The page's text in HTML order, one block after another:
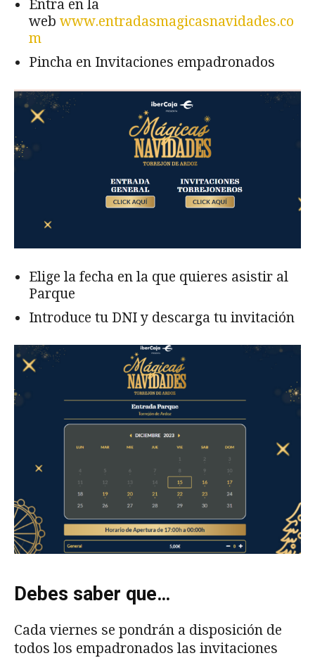
Entra en la
web www.entradasmagicasnavidades.co
m
Pincha en Invitaciones empadronados
Elige la fecha en la que quieres asistir al
Parque
Introduce tu DNI y descarga tu invitación
Debes saber que…
Cada viernes se pondrán a disposición de
todos los empadronados las invitaciones